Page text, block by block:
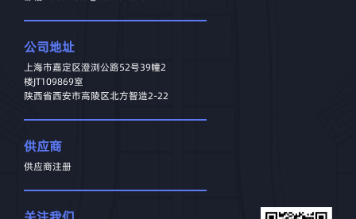
公司地址
上海市嘉定区澄浏公路52号39幢2
楼JT109869室
陕西省西安市高陵区北方智造2-22
供应商
供应商注册